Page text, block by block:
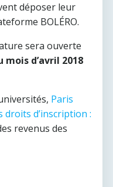
déposer leur
BOLÉRO.
sera ouverte
d’avril 2018
Paris
droits d’inscription :
revenus des